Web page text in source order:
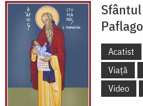
Acatist
Viață
Video